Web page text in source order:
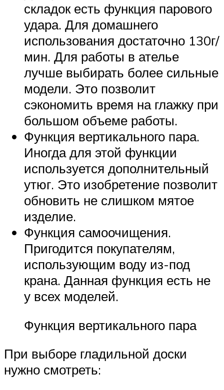
складок есть функция парового
удара. Для домашнего
использования достаточно 130г/
мин. Для работы в ателье
лучше выбирать более сильные
модели. Это позволит
сэкономить время на глажку при
большом объеме работы.
Функция вертикального пара.
Иногда для этой функции
используется дополнительный
утюг. Это изобретение позволит
обновить не слишком мятое
изделие.
Функция самоочищения.
Пригодится покупателям,
использующим воду из-под
крана. Данная функция есть не
у всех моделей.
Функция вертикального пара
При выборе гладильной доски
нужно смотреть: